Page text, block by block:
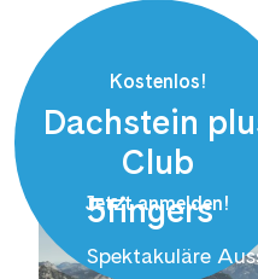
Kostenlos!
Dachstein
Club
Jetzt anmelden!
5fingers
Spektakuläre